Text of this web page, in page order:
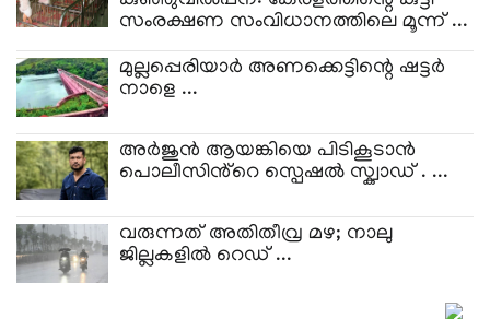
സംരക്ഷണ സംവിധാനത്തിലെ മൂന്ന് ...
മുല്ലപ്പെരിയാർ അണക്കെട്ടിന്റെ ഷട്ടർ
നാളെ ...
അർജുൻ ആയങ്കിയെ പിടികൂടാൻ
പൊലീസിൻ്റെ സ്പെഷൽ സ്ക്വാഡ് . ...
വരുന്നത് അതിതീവ്ര മഴ; നാലു
ജില്ലകളിൽ റെഡ് ...